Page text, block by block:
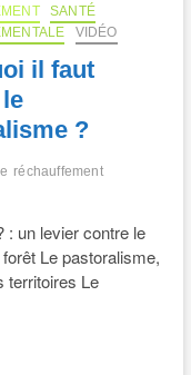
SANTÉ
VIDÉO
il faut
?
réchauffement
: un levier contre le
Le pastoralisme,
territoires Le